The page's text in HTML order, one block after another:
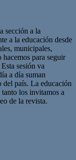
sección a la
a la educación desde
municipales,
para seguir
sesión va
a día suman
del país. La educación
tanto los invitamos a
de la revista.